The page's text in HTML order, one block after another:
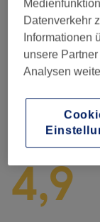
Augenbrauen
Permanent
4,9
Datenverkehr
Informationen
unsere
Analysen